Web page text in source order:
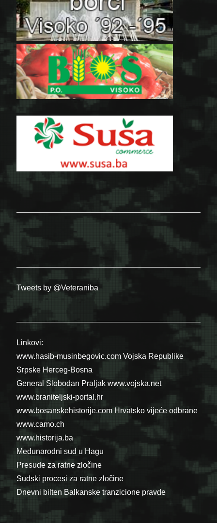
Tweets by @Veteraniba
Linkovi:
www.hasib-musinbegovic.com Vojska Republike
Srpske Herceg-Bosna
General Slobodan Praljak www.vojska.net
www.braniteljski-portal.hr
www.bosanskehistorije.com Hrvatsko vijeće odbrane
www.camo.ch
www.historija.ba
Međunarodni sud u Hagu
Presude za ratne zločine
Sudski procesi za ratne zločine
Dnevni bilten Balkanske tranzicione pravde